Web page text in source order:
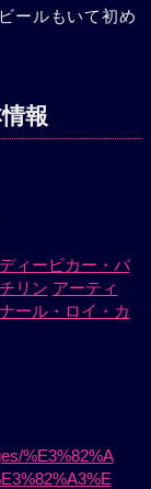
ールもいて初め
報
ディービカー・バ
リン アーティ
ール・ロイ・カ
%E3%82%A